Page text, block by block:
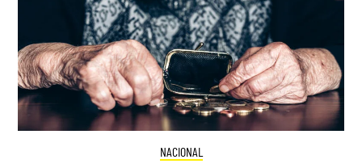
NACIONAL